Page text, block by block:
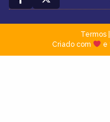
Termos|
Criado com
e